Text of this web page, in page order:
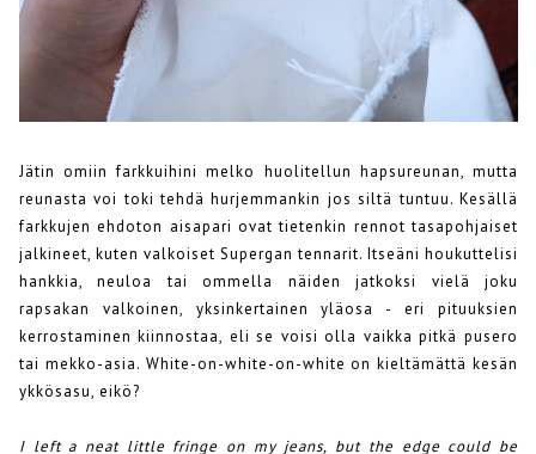
Jätin omiin farkkuihini melko huolitellun hapsureunan, mutta
reunasta voi toki tehdä hurjemmankin jos siltä tuntuu. Kesällä
farkkujen ehdoton aisapari ovat tietenkin rennot tasapohjaiset
jalkineet, kuten valkoiset Supergan tennarit. Itseäni houkuttelisi
hankkia, neuloa tai ommella näiden jatkoksi vielä joku
rapsakan valkoinen, yksinkertainen yläosa - eri pituuksien
kerrostaminen kiinnostaa, eli se voisi olla vaikka pitkä pusero
tai mekko-asia. White-on-white-on-white on kieltämättä kesän
ykkösasu, eikö?
I left a neat little fringe on my jeans, but the edge could be